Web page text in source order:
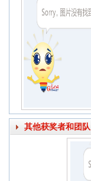
其他获奖者和团队